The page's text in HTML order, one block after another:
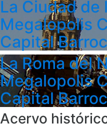
La Ciudad de
Megalopolis
Capital
La Roma del
Megalopolis
Capital
Acervo